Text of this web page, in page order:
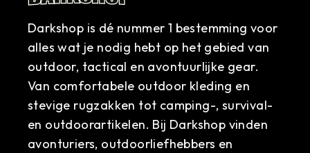
Darkshop is dé nummer 1 bestemming voor
alles wat je nodig hebt op het gebied van
outdoor, tactical en avontuurlijke gear.
Van comfortabele outdoor kleding en
stevige rugzakken tot camping-, survival-
en outdoorartikelen. Bij Darkshop vinden
avonturiers, outdoorliefhebbers en